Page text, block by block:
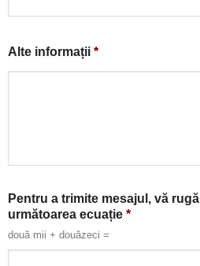
Alte informații *
Pentru a trimite mesajul, vă
următoarea ecuație *
două mii + douăzeci =